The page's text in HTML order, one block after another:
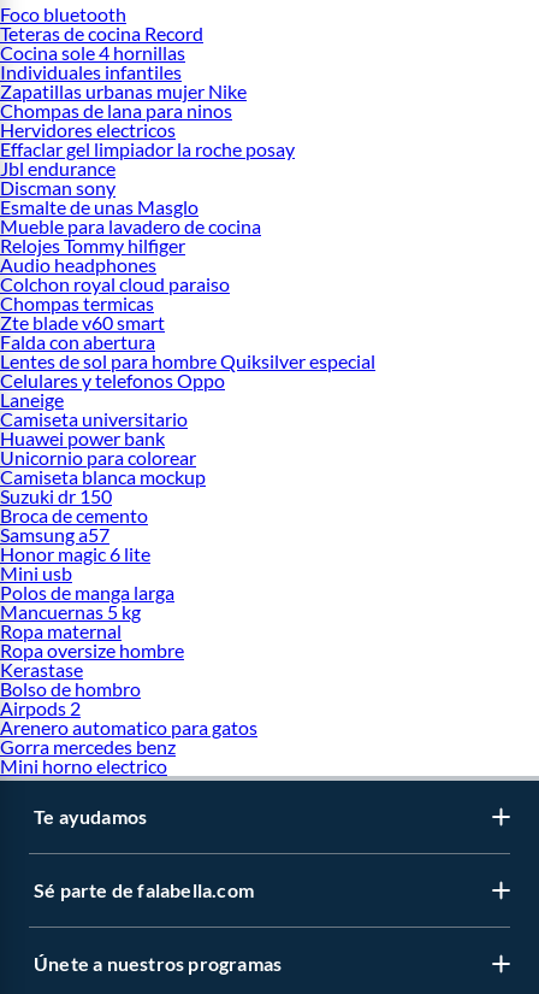
Foco bluetooth
Teteras de cocina Record
Cocina sole 4 hornillas
Individuales infantiles
Zapatillas urbanas mujer Nike
Chompas de lana para ninos
Hervidores electricos
Effaclar gel limpiador la roche posay
Jbl endurance
Discman sony
Esmalte de unas Masglo
Mueble para lavadero de cocina
Relojes Tommy hilfiger
Audio headphones
Colchon royal cloud paraiso
Chompas termicas
Zte blade v60 smart
Falda con abertura
Lentes de sol para hombre Quiksilver especial
Celulares y telefonos Oppo
Laneige
Camiseta universitario
Huawei power bank
Unicornio para colorear
Camiseta blanca mockup
Suzuki dr 150
Broca de cemento
Samsung a57
Honor magic 6 lite
Mini usb
Polos de manga larga
Mancuernas 5 kg
Ropa maternal
Ropa oversize hombre
Kerastase
Bolso de hombro
Airpods 2
Arenero automatico para gatos
Gorra mercedes benz
Mini horno electrico
Te ayudamos
Sé parte de falabella.com
Únete a nuestros programas